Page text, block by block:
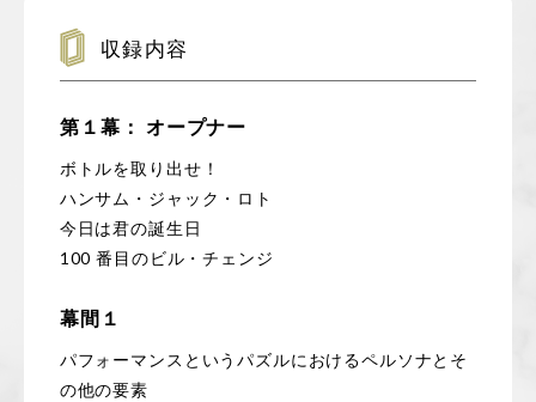
収録内容
第１幕： オープナー
ボトルを取り出せ！
ハンサム・ジャック・ロト
今日は君の誕生日
100 番目のビル・チェンジ
幕間１
パフォーマンスというパズルにおけるペルソナとそ
の他の要素